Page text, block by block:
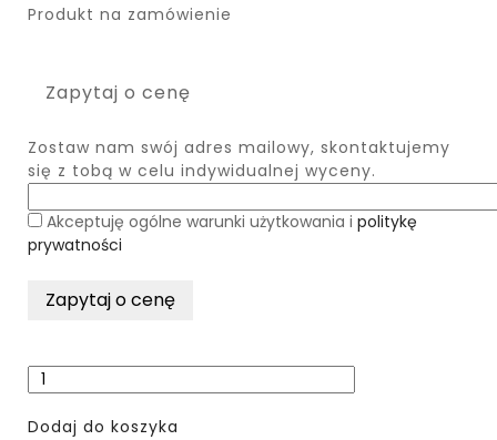
Produkt na zamówienie
Zapytaj o cenę
Zostaw nam swój adres mailowy, skontaktujemy
się z tobą w celu indywidualnej wyceny.
Akceptuję ogólne warunki użytkowania i politykę
prywatności
Dodaj do koszyka